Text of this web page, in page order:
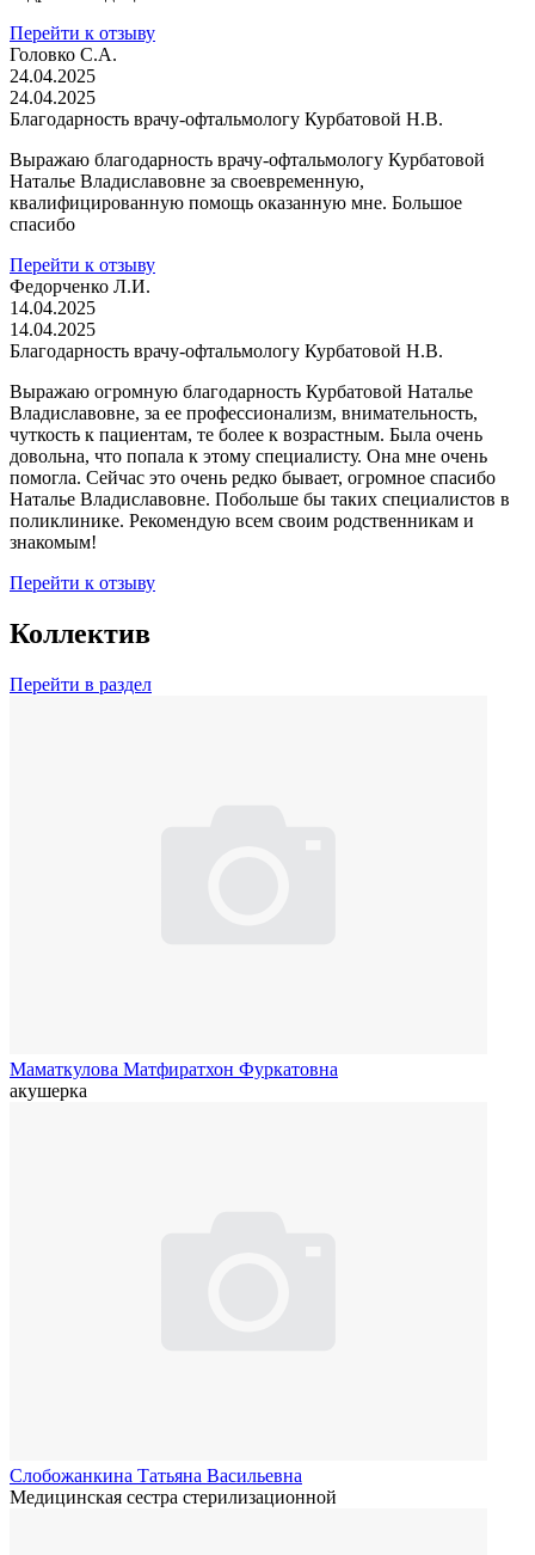
Перейти к отзыву
Головко С.А.
24.04.2025
24.04.2025
Благодарность врачу-офтальмологу Курбатовой Н.В.
Выражаю благодарность врачу-офтальмологу Курбатовой
Наталье Владиславовне за своевременную,
квалифицированную помощь оказанную мне. Большое
спасибо
Перейти к отзыву
Федорченко Л.И.
14.04.2025
14.04.2025
Благодарность врачу-офтальмологу Курбатовой Н.В.
Выражаю огромную благодарность Курбатовой Наталье
Владиславовне, за ее профессионализм, внимательность,
чуткость к пациентам, те более к возрастным. Была очень
довольна, что попала к этому специалисту. Она мне очень
помогла. Сейчас это очень редко бывает, огромное спасибо
Наталье Владиславовне. Побольше бы таких специалистов в
поликлинике. Рекомендую всем своим родственникам и
знакомым!
Перейти к отзыву
Коллектив
Перейти в раздел
Маматкулова Матфиратхон Фуркатовна
акушерка
Слобожанкина Татьяна Васильевна
Медицинская сестра стерилизационной